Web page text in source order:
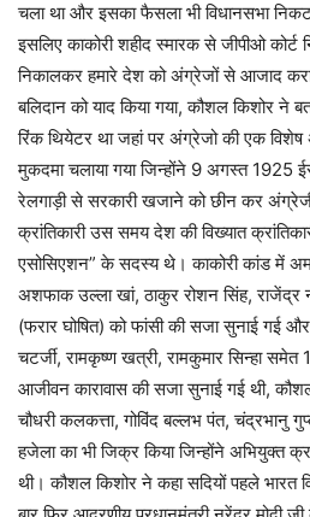
चला था और इसका फैसला भी विधानसभा निकट
इसलिए काकोरी शहीद स्मारक से जीपीओ कोर्ट
निकालकर हमारे देश को अंग्रेजों से आजाद
बलिदान को याद किया गया, कौशल किशोर ने
रिंक थियेटर था जहां पर अंग्रेजो की एक
मुकदमा चलाया गया जिन्होंने 9 अगस्त 1925
रेलगाड़ी से सरकारी खजाने को छीन कर अंग्रेजी
क्रांतिकारी उस समय देश की विख्यात
एसोसिएशन” के सदस्य थे। काकोरी कांड में
अशफाक उल्ला खां, ठाकुर रोशन सिंह,
(फरार घोषित) को फांसी की सजा सुनाई गई
चटर्जी, रामकृष्ण खत्री, रामकुमार सिन्हा समेत
आजीवन कारावास की सजा सुनाई गई थी,
चौधरी कलकत्ता, गोविंद बल्लभ पंत, चंद्रभानु
हजेला का भी जिक्र किया जिन्होंने अभियुक्त
थी। कौशल किशोर ने कहा सदियों पहले